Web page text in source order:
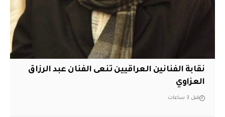
نقابة الفنانين العراقيين تنعى الفنان عبد الرزاق
العزاوي
قبل 3 ساعات